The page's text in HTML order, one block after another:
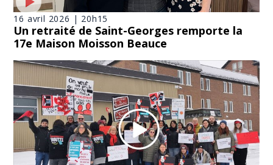
16 avril 2026 | 20h15
Un retraité de Saint-Georges remporte la
17e Maison Moisson Beauce